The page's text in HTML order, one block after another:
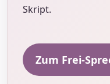
Skript.
Zum Frei-